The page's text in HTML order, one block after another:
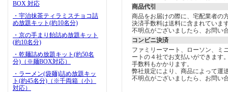
BOX 対応
・宇治抹茶ティラミスチョコ詰
め放題キット(約10名分)
・京の手まり飴詰め放題キット
(約10名分)
・乾麺詰め放題キット(約50名
分)（※麺BOX対応）
・ラーメン(袋麺)詰め放題キッ
ト(約45名分)（※千両箱（小）
対応）
商品代引
商品をお届けの際に、宅配業者の
決済手数料は送料に含まれていま
不明点がございましたら、お問い
コンビニ決済
ファミリーマート、ローソン、ミ
ートの４社でお支払いができます
手数料もかかります。
弊社規定により、商品によって運
不明点がございましたら、お問い